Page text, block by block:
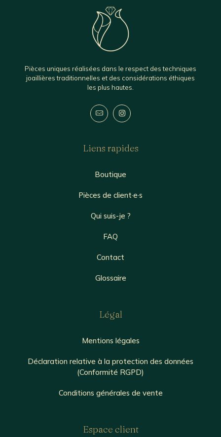
Pièces uniques réalisées dans le respect des techniques
joaillières traditionnelles et des considérations éthiques
les plus hautes.
Liens rapides
Boutique
Pièces de client·e·s
Qui suis-je ?
FAQ
Contact
Glossaire
Légal
Mentions légales
Déclaration relative à la protection des données
(Conformité RGPD)
Conditions générales de vente
Espace client